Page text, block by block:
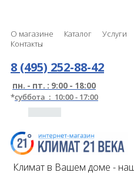
О магазине Каталог Услуги
Контакты
8 (495) 252-88-42
пн. - пт. : 9:00 - 18:00
*суббота : 10:00 - 17:00
Климат в Вашем доме -